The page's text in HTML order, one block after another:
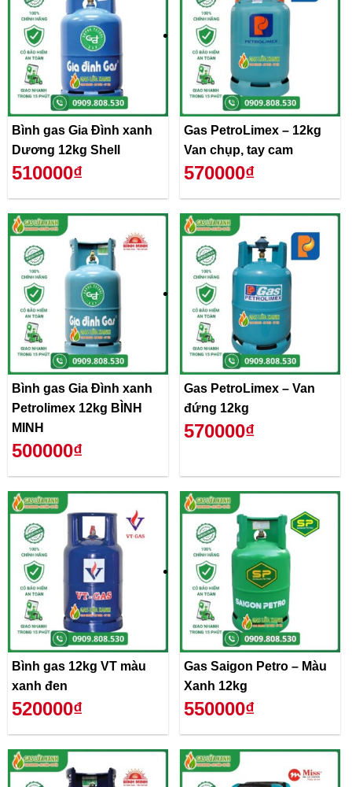
Bình gas Gia Đình xanh
Dương 12kg Shell
510000₫
Gas PetroLimex – 12kg
Van chụp, tay cam
570000₫
Bình gas Gia Đình xanh
Petrolimex 12kg BÌNH
MINH
500000₫
Gas PetroLimex – Van
đứng 12kg
570000₫
Bình gas 12kg VT màu
xanh đen
520000₫
Gas Saigon Petro – Màu
Xanh 12kg
550000₫